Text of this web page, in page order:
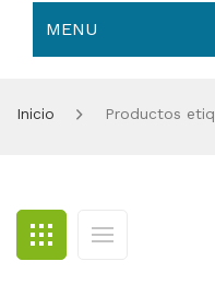
MENU
BLOG
CONTACTO
Inicio Productos